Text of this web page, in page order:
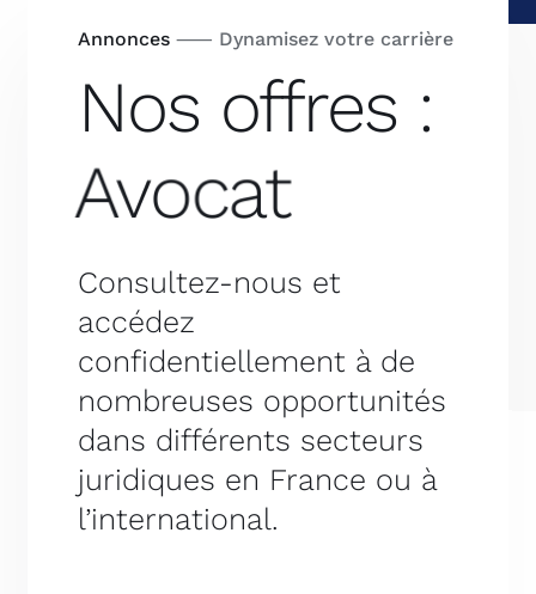
Annonces ⸺ Dynamisez votre carrière
Nos offres :
Consultez-nous et
accédez
confidentiellement à de
nombreuses opportunités
dans différents secteurs
juridiques en France ou à
l’international.